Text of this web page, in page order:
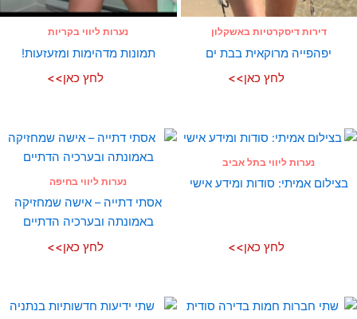
דירות דיסקרטיות באשקלון
יפהפייה מרוקאית בבת ים
לחץ כאן>>
נערות ליווי בקריות
תמונות מדהימות ומזעזעות!
לחץ כאן>>
נערות ליווי בתל אביב
בצילום אמיתי: סודות ומידע אישי
לחץ כאן>>
נערות ליווי בחיפה
אסתי דתייה – אישה שמחזיקה
באמונתה ובערכיה הדתיים
לחץ כאן>>